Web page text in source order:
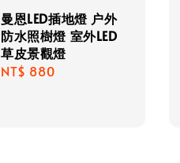
曼恩LED插地燈 户外
防水照樹燈 室外LED
草皮景觀燈
Regular
NT$ 880